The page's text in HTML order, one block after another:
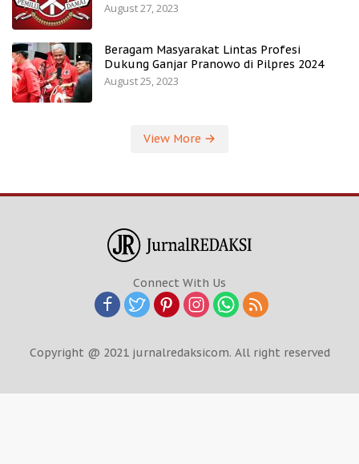
August 27, 2023
Beragam Masyarakat Lintas Profesi
Dukung Ganjar Pranowo di Pilpres 2024
August 25, 2023
View More
Connect With Us
Copyright @ 2021 jurnalredaksicom. All right reserved